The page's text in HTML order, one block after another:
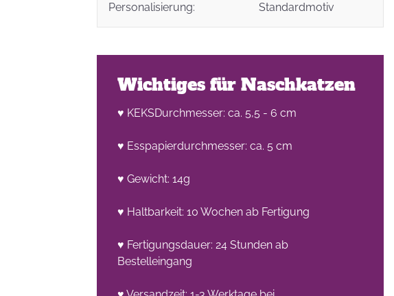
Personalisierung: Standardmotiv
Wichtiges für Naschkatzen
♥ KEKSDurchmesser: ca. 5,5 - 6 cm
♥ Esspapierdurchmesser: ca. 5 cm
♥ Gewicht: 14g
♥ Haltbarkeit: 10 Wochen ab Fertigung
♥ Fertigungsdauer: 24 Stunden ab
Bestelleingang